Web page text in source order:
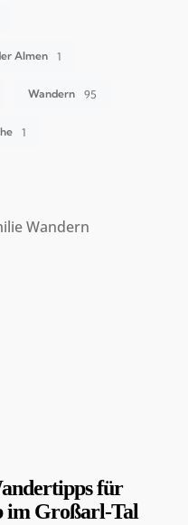
Almen 1
Wandern 95
1
für
im Großarl-Tal